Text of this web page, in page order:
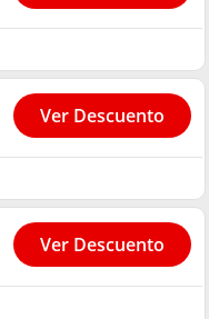
Ver Descuento
Ver Descuento